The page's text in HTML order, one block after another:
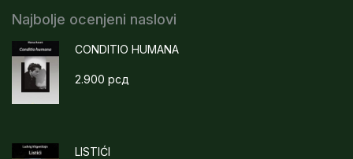
Najbolje ocenjeni naslovi
CONDITIO HUMANA
2.900 рсд
LISTIĆI